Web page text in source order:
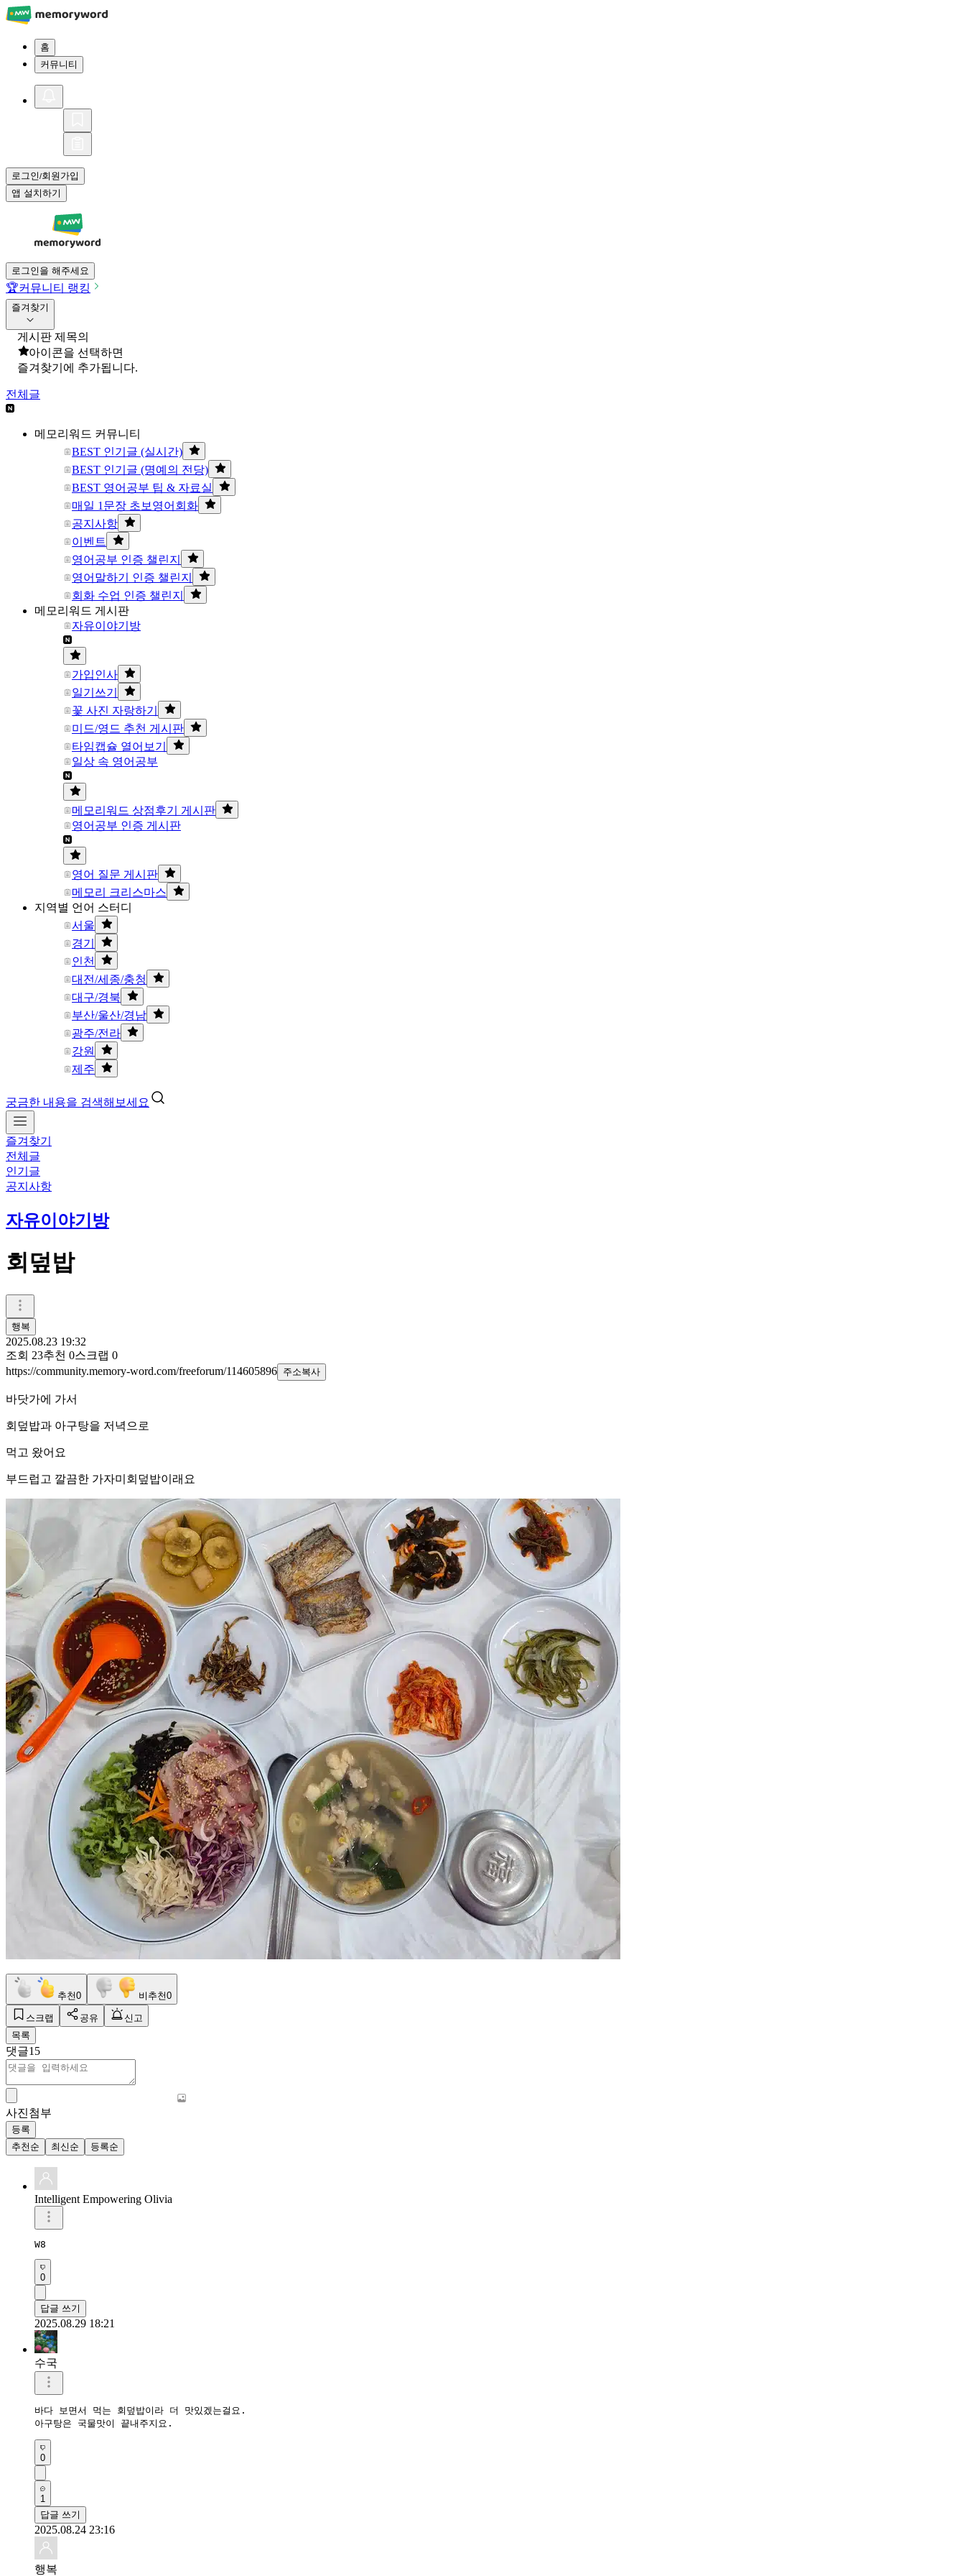
홈
커뮤니티
로그인/회원가입
앱 설치하기
로그인을 해주세요
🏆커뮤니티 랭킹
즐겨찾기
게시판 제목의
아이콘을 선택하면
즐겨찾기에 추가됩니다.
전체글
메모리워드 커뮤니티
BEST 인기글 (실시간)
BEST 인기글 (명예의 전당)
BEST 영어공부 팁 & 자료실
매일 1문장 초보영어회화
공지사항
이벤트
영어공부 인증 챌린지
영어말하기 인증 챌린지
회화 수업 인증 챌린지
메모리워드 게시판
자유이야기방
가입인사
일기쓰기
꽃 사진 자랑하기
미드/영드 추천 게시판
타임캡슐 열어보기
일상 속 영어공부
메모리워드 상점후기 게시판
영어공부 인증 게시판
영어 질문 게시판
메모리 크리스마스
지역별 언어 스터디
서울
경기
인천
대전/세종/충청
대구/경북
부산/울산/경남
광주/전라
강원
제주
궁금한 내용을 검색해보세요
즐겨찾기
전체글
인기글
공지사항
자유이야기방
회덮밥
행복
2025.08.23 19:32
조회 23추천 0스크랩 0
https://community.memory-word.com/freeforum/114605896 주소복사
바닷가에 가서
회덮밥과 아구탕을 저녁으로
먹고 왔어요
부드럽고 깔끔한 가자미회덮밥이래요
추천0 비추천0
스크랩 공유
신고
목록
댓글15
사진첨부
등록
추천순
최신순 등록순
Intelligent Empowering Olivia
W8
0
답글 쓰기
2025.08.29 18:21
수국
바다 보면서 먹는 회덮밥이라 더 맛있겠는걸요.
아구탕은 국물맛이 끝내주지요.
0
1
답글 쓰기
2025.08.24 23:16
행복